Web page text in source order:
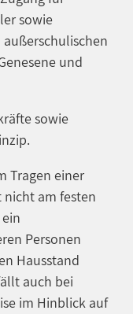
sowie
und
sowie
Tragen einer
nicht am festen
Personen
Hausstand
auch bei
im Hinblick auf